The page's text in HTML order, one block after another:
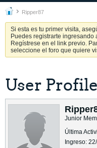
Ripper87
Si esta es tu primer visita,
Puedes registrarte ingresando
Regístrese en el link previo.
seleccione el foro que quiere
User Profile
Junior
Última
Ingreso: